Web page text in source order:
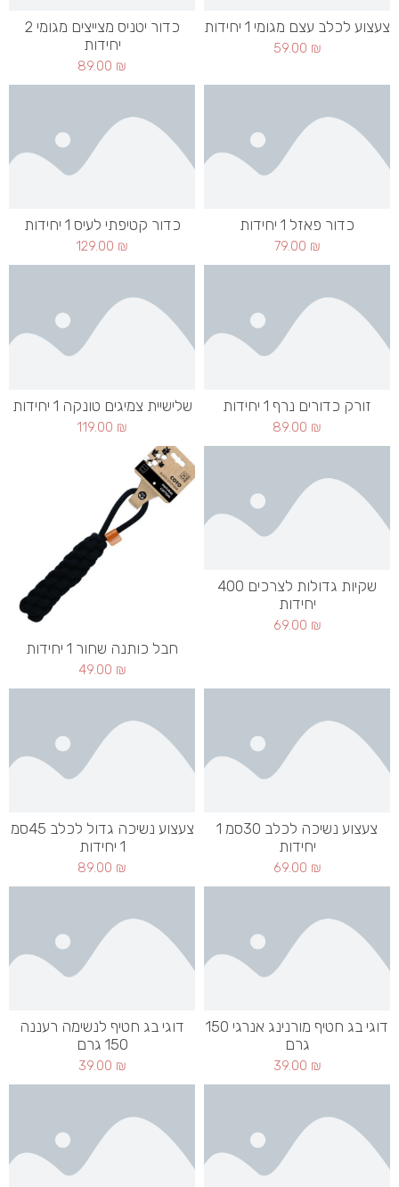
צעצוע לכלב עצם מגומי 1 יחידות
59.00 ₪
כדור יטניס מצייצים מגומי 2
יחידות
89.00 ₪
כדור פאזל 1 יחידות
79.00 ₪
כדור קטיפתי לעיס 1 יחידות
129.00 ₪
זורק כדורים נרף 1 יחידות
89.00 ₪
שלישיית צמיגים טונקה 1 יחידות
119.00 ₪
שקיות גדולות לצרכים 400
יחידות
69.00 ₪
חבל כותנה שחור 1 יחידות
49.00 ₪
צעצוע נשיכה לכלב 30סמ 1
יחידות
69.00 ₪
צעצוע נשיכה גדול לכלב 45סמ
1 יחידות
89.00 ₪
דוגי בג חטיף מורנינג אנרגי 150
גרם
39.00 ₪
דוגי בג חטיף לנשימה רעננה
150 גרם
39.00 ₪